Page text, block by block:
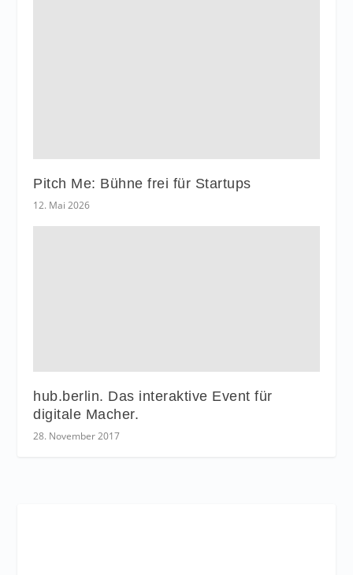
Pitch Me: Bühne frei für Startups
12. Mai 2026
hub.berlin. Das interaktive Event für
digitale Macher.
28. November 2017